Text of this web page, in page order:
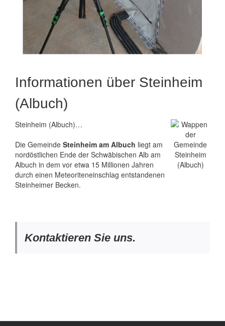
Informationen über Steinheim
(Albuch)
Steinheim (Albuch)…
Die Gemeinde Steinheim am Albuch liegt am
nordöstlichen Ende der Schwäbischen Alb am
Albuch in dem vor etwa 15 Millionen Jahren
durch einen Meteoriteneinschlag entstandenen
Steinheimer Becken.
Kontaktieren Sie uns.